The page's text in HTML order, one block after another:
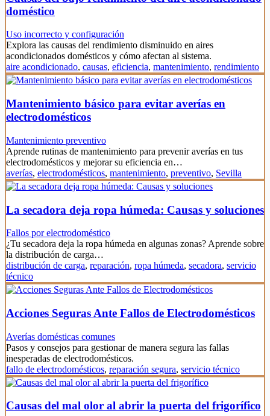
doméstico
Uso incorrecto y configuración
Explora las causas del rendimiento disminuido en aires
acondicionados domésticos y cómo afectan al sistema.
aire acondicionado, causas, eficiencia, mantenimiento, rendimiento
Mantenimiento básico para evitar averías en
electrodomésticos
Mantenimiento preventivo
Aprende rutinas de mantenimiento para prevenir averías en tus
electrodomésticos y mejorar su eficiencia en…
averías, electrodomésticos, mantenimiento, preventivo, Sevilla
La secadora deja ropa húmeda: Causas y soluciones
Fallos por electrodoméstico
¿Tu secadora deja la ropa húmeda en algunas zonas? Aprende sobre
la distribución de carga…
distribución de carga, reparación, ropa húmeda, secadora, servicio
técnico
Acciones Seguras Ante Fallos de Electrodomésticos
Averías domésticas comunes
Pasos y consejos para gestionar de manera segura las fallas
inesperadas de electrodomésticos.
fallo de electrodomésticos, reparación segura, servicio técnico
Causas del mal olor al abrir la puerta del frigorífico